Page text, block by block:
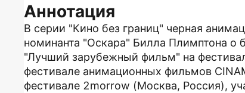
Аннотация
В серии "Кино без границ" черная
номинанта "Оскара" Билла Плимптона о
"Лучший зарубежный фильм" на
фестивале анимационных фильмов
фестивале 2morrow (Москва, Россия),